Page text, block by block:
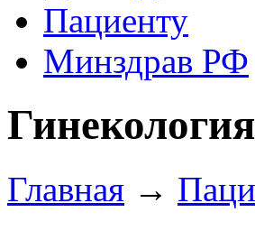
Пациенту
Минздрав РФ
Гинекология
Главная →